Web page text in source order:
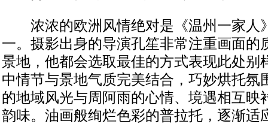
浓浓的欧洲风情绝对是《温州一家人
一。摄影出身的导演孔笙非常注重画面的
景地，他都会选取最佳的方式表现此处别
中情节与景地气质完美结合，巧妙烘托氛
的地域风光与周阿雨的心情、境遇相互映
韵味。油画般绚烂色彩的普拉托，逐渐适